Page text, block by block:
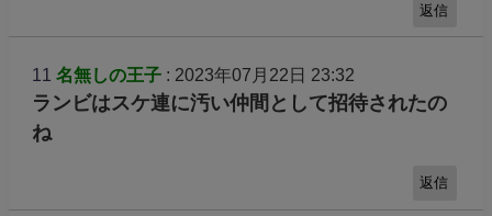
返信
11 名無しの王子: 2023年07月22日 23:32
ランビはスケ連に汚い仲間として招待されたの
ね
返信